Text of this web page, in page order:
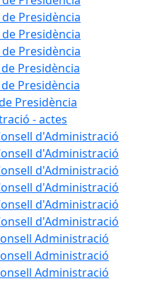
Presidència
Presidència
Presidència
Presidència
Presidència
Presidència
- actes
d'Administració
d'Administració
d'Administració
d'Administració
d'Administració
d'Administració
Administració
Administració
Administració